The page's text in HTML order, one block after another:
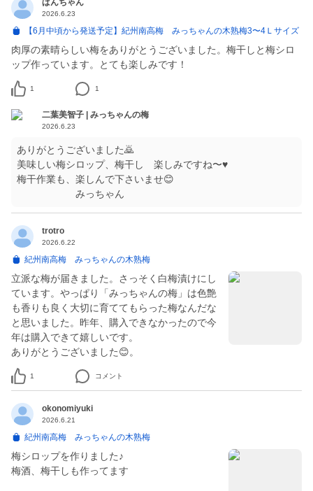
ぱんちゃん
2026.6.23
【6月中頃から発送予定】紀州南高梅 みっちゃんの木熟梅3〜4Ｌサイズ
肉厚の素晴らしい梅をありがとうございました。梅干しと梅シロ
ップ作っています。とても楽しみです！
1 1
二葉美智子 | みっちゃんの梅
2026.6.23
ありがとうございました🙇
美味しい梅シロップ、梅干し 楽しみですね〜♥
梅干作業も、楽しんで下さいませ😊
みっちゃん
trotro
2026.6.22
紀州南高梅 みっちゃんの木熟梅
立派な梅が届きました。さっそく白梅漬けにし
ています。やっぱり「みっちゃんの梅」は色艶
も香りも良く大切に育ててもらった梅なんだな
と思いました。昨年、購入できなかったので今
年は購入できて嬉しいです。
ありがとうございました😊。
1 コメント
okonomiyuki
2026.6.21
紀州南高梅 みっちゃんの木熟梅
梅シロップを作りました♪
梅酒、梅干しも作ってます